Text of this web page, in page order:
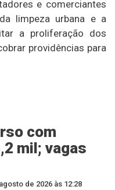
e comerciantes
limpeza urbana e a
a proliferação dos
providências para
com
mil; vagas
de 2026 às 12:28